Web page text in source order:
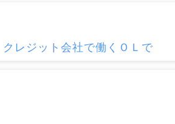
レジット会社で働くＯＬで